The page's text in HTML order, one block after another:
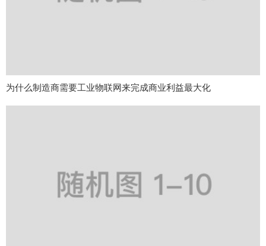
为什么制造商需要工业物联网来完成商业利益最大化